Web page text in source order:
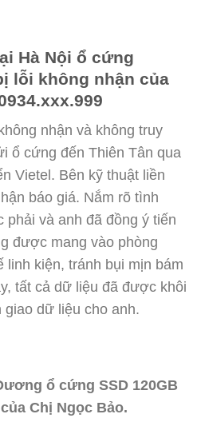
Hà Nội ổ cứng
lỗi không nhận của
nhận và không truy
ổ cứng đến Thiên Tân qua
Vietel. Bên kỹ thuật liền
báo giá. Nắm rõ tình
phải và anh đã đồng ý tiến
được mang vào phòng
linh kiện, tránh bụi mịn bám
tất cả dữ liệu đã được khôi
giao dữ liệu cho anh.
ổ cứng SSD 120GB
Chị Ngọc Bảo.